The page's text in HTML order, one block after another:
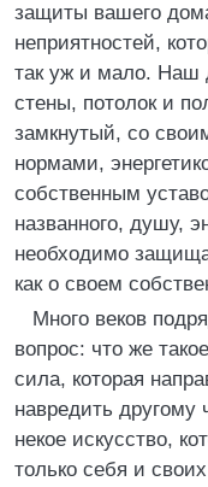
защиты вашего
неприятностей,
так уж и мало. Наш
стены, потолок и
замкнутый, со
нормами,
собственным
названного, душу,
необходимо
как о своем
Много веков
вопрос: что же
сила, которая
навредить другому
некое искусство,
только себя и